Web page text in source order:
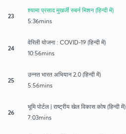
23
श्यामा प्रसाद मुखर्जी रुबर्न मिशन (हिन्दी में)
5:36mins
24
वेरिली योजना : COVID-19 (हिन्दी में)
10:56mins
25
उन्नत भारत अभियान 2.0 (हिन्दी में)
5:56mins
26
भूमि पोर्टल | राष्ट्रीय खेल विकास कोष (हिन्दी में)
7:03mins